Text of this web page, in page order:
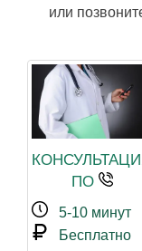
или
ПО
5-10 минут
Бесплатно